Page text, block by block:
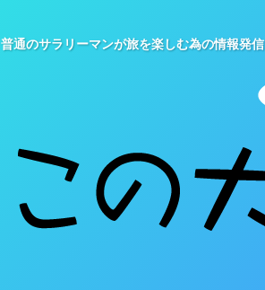
普通のサラリーマンが旅を楽しむ為の情報発信